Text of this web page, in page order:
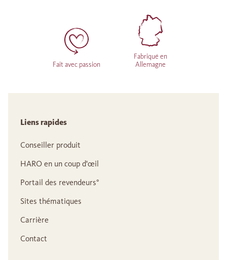
Fait avec passion
Fabriqué en
Allemagne
Liens rapides
Conseiller produit
HARO en un coup d'œil
Portail des revendeurs°
Sites thématiques
Carrière
Contact